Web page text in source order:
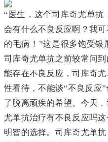
“医生，这个司库奇尤单抗
会有什么不良反应啊？我
的毛病！”这是很多饱受银
司库奇尤单抗之前较常问
能存在不良反应，司库奇
性看待，不能谈“不良反应
了脱离顽疾的希望。今天
尤单抗治疗有不良反应吗
明智的选择。司库奇尤单